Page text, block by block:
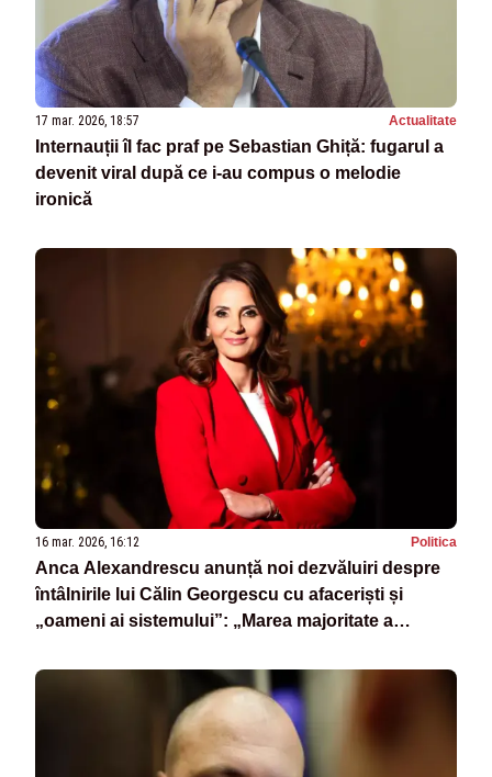
17 mar. 2026, 18:57 Actualitate
Internauții îl fac praf pe Sebastian Ghiță: fugarul a
devenit viral după ce i-au compus o melodie
ironică
16 mar. 2026, 16:12 Politica
Anca Alexandrescu anunță noi dezvăluiri despre
întâlnirile lui Călin Georgescu cu afaceriști și
„oameni ai sistemului”: „Marea majoritate a
adevărul”